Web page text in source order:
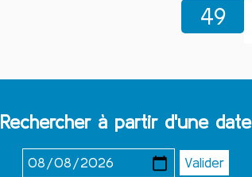
49
Rechercher à partir d'une date